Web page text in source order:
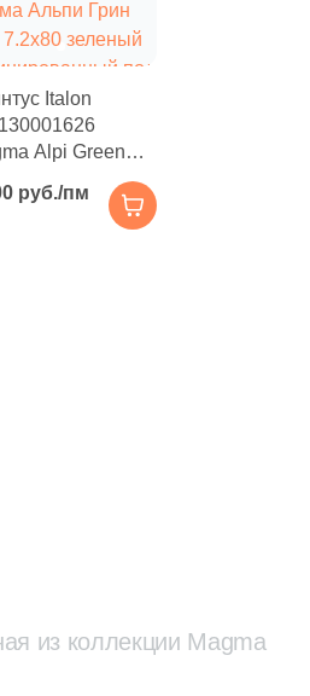
Italon
Alpi Green
Альпи Грин
7.2x80 зеленый
под
руб./пм
из коллекции Magma